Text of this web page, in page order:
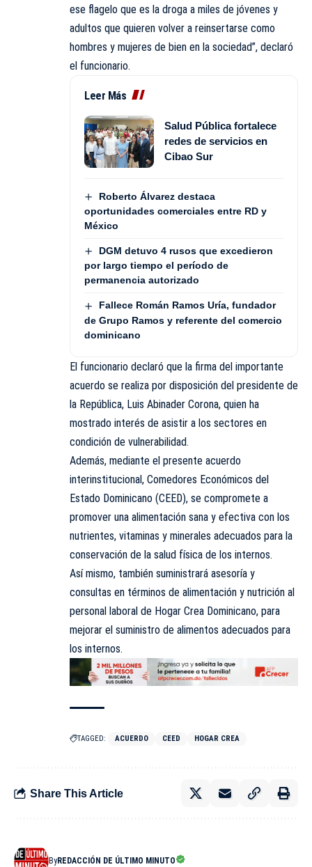
ese flagelo que es la droga a miles de jóvenes y
adultos que quieren volver a reinsertarse como
hombres y mujeres de bien en la sociedad”, declaró
el funcionario.
Leer Más
Salud Pública fortalece
redes de servicios en
Cibao Sur
Roberto Álvarez destaca
oportunidades comerciales entre RD y
México
DGM detuvo 4 rusos que excedieron
por largo tiempo el período de
permanencia autorizado
Fallece Román Ramos Uría, fundador
de Grupo Ramos y referente del comercio
dominicano
El funcionario declaró que la firma del importante
acuerdo se realiza por disposición del presidente de
la República, Luis Abinader Corona, quien ha
mostrado interés de asistir a los sectores en
condición de vulnerabilidad.
Además, mediante el presente acuerdo
interinstitucional, Comedores Económicos del
Estado Dominicano (CEED), se compromete a
promover una alimentación sana y efectiva con los
nutrientes, vitaminas y minerales adecuados para la
conservación de la salud física de los internos.
Así mismo, también suministrará asesoría y
consultas en términos de alimentación y nutrición al
personal laboral de Hogar Crea Dominicano, para
mejorar el suministro de alimentos adecuados para
los internos.
TAGGED: ACUERDO CEED HOGAR CREA
Share This Article
ByREDACCIÓN DE ÚLTIMO MINUTO